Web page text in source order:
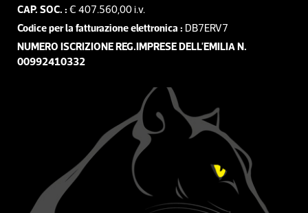
CAP. SOC. : € 407.560,00 i.v.
Codice per la fatturazione elettronica : DB7ERV7
NUMERO ISCRIZIONE REG.IMPRESE DELL'EMILIA N.
00992410332